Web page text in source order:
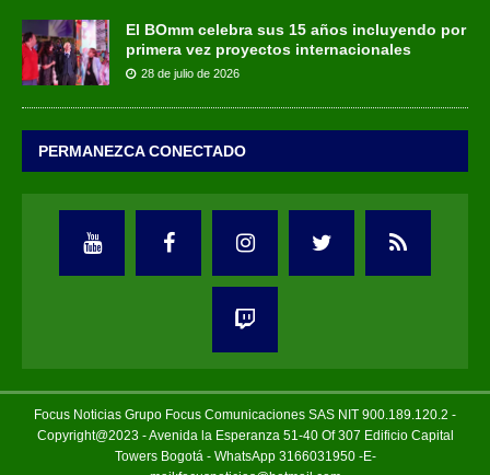
El BOmm celebra sus 15 años incluyendo por
primera vez proyectos internacionales
28 de julio de 2026
PERMANEZCA CONECTADO
Focus Noticias Grupo Focus Comunicaciones SAS NIT 900.189.120.2 -
Copyright@2023 - Avenida la Esperanza 51-40 Of 307 Edificio Capital
Towers Bogotá - WhatsApp 3166031950 -E-